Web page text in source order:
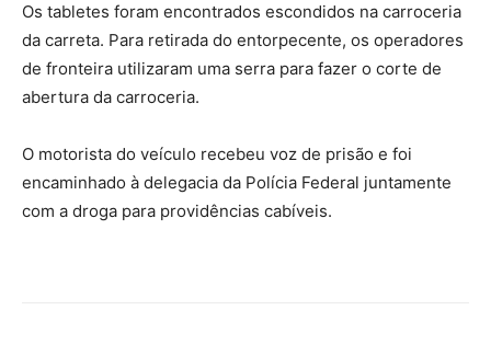
Os tabletes foram encontrados escondidos na carroceria
da carreta. Para retirada do entorpecente, os operadores
de fronteira utilizaram uma serra para fazer o corte de
abertura da carroceria.
O motorista do veículo recebeu voz de prisão e foi
encaminhado à delegacia da Polícia Federal juntamente
com a droga para providências cabíveis.